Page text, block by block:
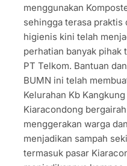
menggunakan
sehingga terasa praktis
higienis kini telah
perhatian banyak pihak
PT Telkom. Bantuan
BUMN ini telah
Kelurahan Kb Kangkung
Kiaracondong bergairah
menggerakan warga
menjadikan sampah
termasuk pasar